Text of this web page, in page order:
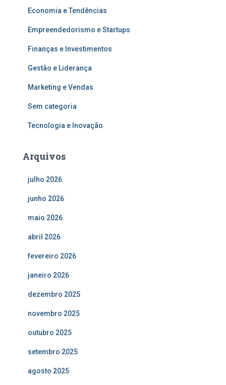
Economia e Tendências
Empreendedorismo e Startups
Finanças e Investimentos
Gestão e Liderança
Marketing e Vendas
Sem categoria
Tecnologia e Inovação
Arquivos
julho 2026
junho 2026
maio 2026
abril 2026
fevereiro 2026
janeiro 2026
dezembro 2025
novembro 2025
outubro 2025
setembro 2025
agosto 2025